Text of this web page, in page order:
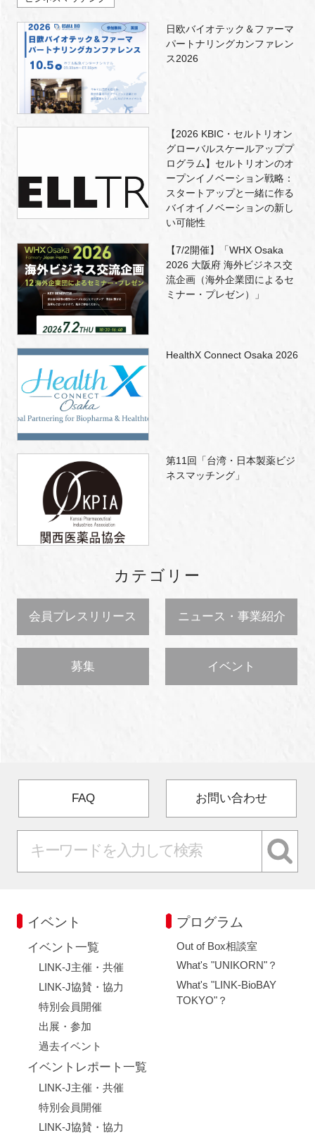
日欧バイオテック＆ファーマ
パートナリングカンファレン
ス2026
【2026 KBIC・セルトリオン
グローバルスケールアッププ
ログラム】セルトリオンのオ
ープンイノベーション戦略：
スタートアップと一緒に作る
バイオイノベーションの新し
い可能性
【7/2開催】「WHX Osaka
2026 大阪府 海外ビジネス交
流企画（海外企業団によるセ
ミナー・プレゼン）」
HealthX Connect Osaka 2026
第11回「台湾・日本製薬ビジ
ネスマッチング」
カテゴリー
会員プレスリリース ニュース・事業紹介
募集 イベント
FAQ お問い合わせ
イベント
イベント一覧
LINK-J主催・共催
LINK-J協賛・協力
特別会員開催
出展・参加
過去イベント
イベントレポート一覧
LINK-J主催・共催
特別会員開催
LINK-J協賛・協力
プログラム
Out of Box相談室
What's "UNIKORN"？
What's "LINK-BioBAY
TOKYO"？